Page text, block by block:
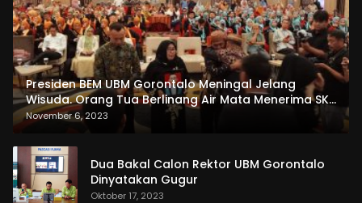
Presiden BEM UBM Gorontalo Meningal Jelang
Wisuda. Orang Tua Berlinang Air Mata Menerima SKL
dan Pemasangan Salempang
November 6, 2023
Dua Bakal Calon Rektor UBM Gorontalo
Dinyatakan Gugur
Oktober 17, 2023